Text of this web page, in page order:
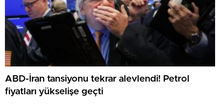
ABD-İran tansiyonu tekrar alevlendi! Petrol
fiyatları yükselişe geçti